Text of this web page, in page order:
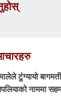
टुंग्यायो
नाममा